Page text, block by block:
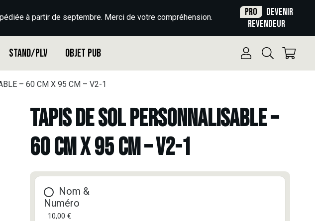
à partir de septembre. Merci de votre compréhension. Pro
Devenir
revendeur
Stand/PLV Objet Pub
– 60 CM X 95 CM – V2-1
TAPIS DE SOL PERSONNALISABLE –
60 CM X 95 CM – V2-1
Nom &
Numéro
10,00 €